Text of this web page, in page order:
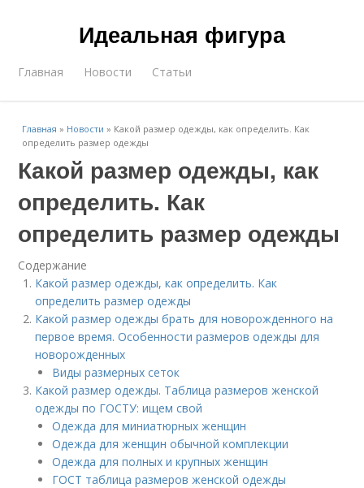
Идеальная фигура
Главная Новости Статьи
Главная » Новости » Какой размер одежды, как определить. Как
определить размер одежды
Какой размер одежды, как
определить. Как
определить размер одежды
Содержание
Какой размер одежды, как определить. Как
определить размер одежды
Какой размер одежды брать для новорожденного на
первое время. Особенности размеров одежды для
новорожденных
Виды размерных сеток
Какой размер одежды. Таблица размеров женской
одежды по ГОСТУ: ищем свой
Одежда для миниатюрных женщин
Одежда для женщин обычной комплекции
Одежда для полных и крупных женщин
ГОСТ таблица размеров женской одежды